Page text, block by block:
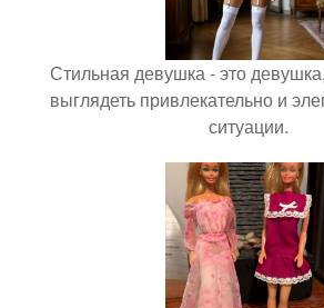
Стильная девушка - это
выглядеть привлекательно и
ситуации.